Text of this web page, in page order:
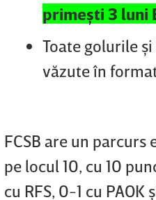
primeşti 3 luni
Toate golurile
văzute în
FCSB are un
pe locul 10, cu 10
cu RFS, 0-1 cu